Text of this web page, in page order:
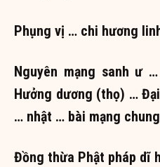
Phụng vị … chi hương
Nguyên mạng sanh ư
Hưởng dương (thọ) …
… nhật … bài mạng
Đồng thừa Phật pháp dĩ